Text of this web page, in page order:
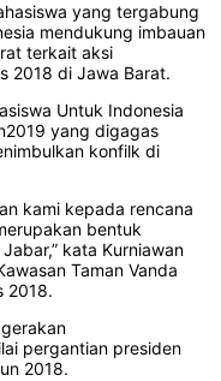
yang tergabung
mendukung imbauan
terkait aksi
2018 di Jawa Barat.
Untuk Indonesia
yang digagas
konfilk di
kami kepada rencana
bentuk
kata Kurniawan
Taman Vanda
2018.
pergantian presiden
2018.